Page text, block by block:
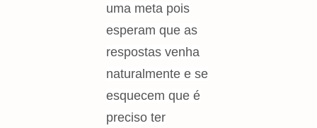
uma meta pois
esperam que as
respostas venha
naturalmente e se
esquecem que é
preciso ter